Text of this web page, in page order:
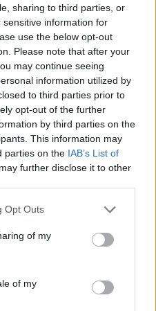
sharing to third parties, or
information for
use the below opt-out
Please note that after your
may continue seeing
information utilized by
to third parties prior to
opt-out of the further
by third parties on the
This information may
parties on the IAB’s List of
further disclose it to other
uses one or more Google
behaviour. You may click to
and its third-party tags to
purposes in below Google
Opt Outs
of my
of my
mantenendo le
di un contesto ben
innovazioni è
integrato in cui i
prendere
risultati tangibili
ogni volta.0
integrato in cui i
prendere
risultati tangibili
ogni volta.1